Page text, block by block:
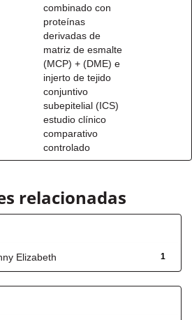
combinado con
proteínas
derivadas de
matriz de esmalte
(MCP) + (DME) e
injerto de tejido
conjuntivo
subepitelial (ICS)
estudio clínico
comparativo
controlado
relacionadas
1
Elizabeth